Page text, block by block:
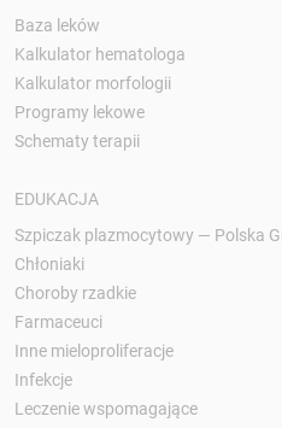
Baza leków
Kalkulator hematologa
Kalkulator morfologii
Programy lekowe
Schematy terapii
EDUKACJA
Szpiczak plazmocytowy — Polska
Chłoniaki
Choroby rzadkie
Farmaceuci
Inne mieloproliferacje
Infekcje
Leczenie wspomagające